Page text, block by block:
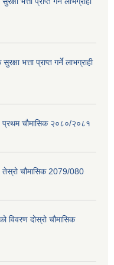
भत्ता प्राप्त गर्ने लाभग्राही
प्रथम चौमासिक २०८०/२०८१
तेस्रो चौमासिक 2079/080
विवरण दोस्रो चौमासिक